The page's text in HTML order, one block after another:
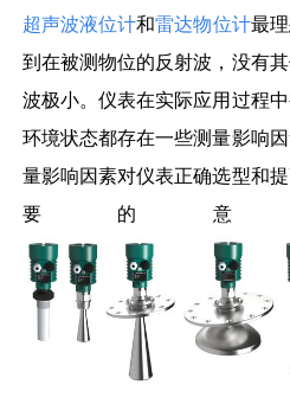
超声波液位计和雷达物位计最
到在被测物位的反射波，没有
波极小。仪表在实际应用过程
环境状态都存在一些测量影响
量影响因素对仪表正确选型和
要的意